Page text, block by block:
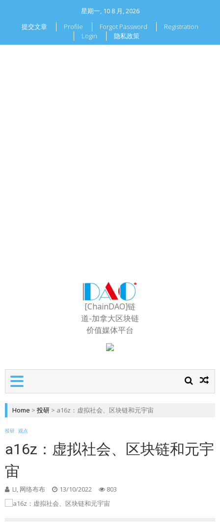
星期一, 10 8 月, 2026
提交文章
Profile Forgot Password
Registration
Login
隐私政策
[ChainDAO]链
道-加拿大区块链
价值媒体平台
Home > 投研 > a16z：虚拟社会、区块链和元宇宙
投研 观点
a16z：虚拟社会、区块链和元宇
宙
LI, 网络布布 13/10/2022 803